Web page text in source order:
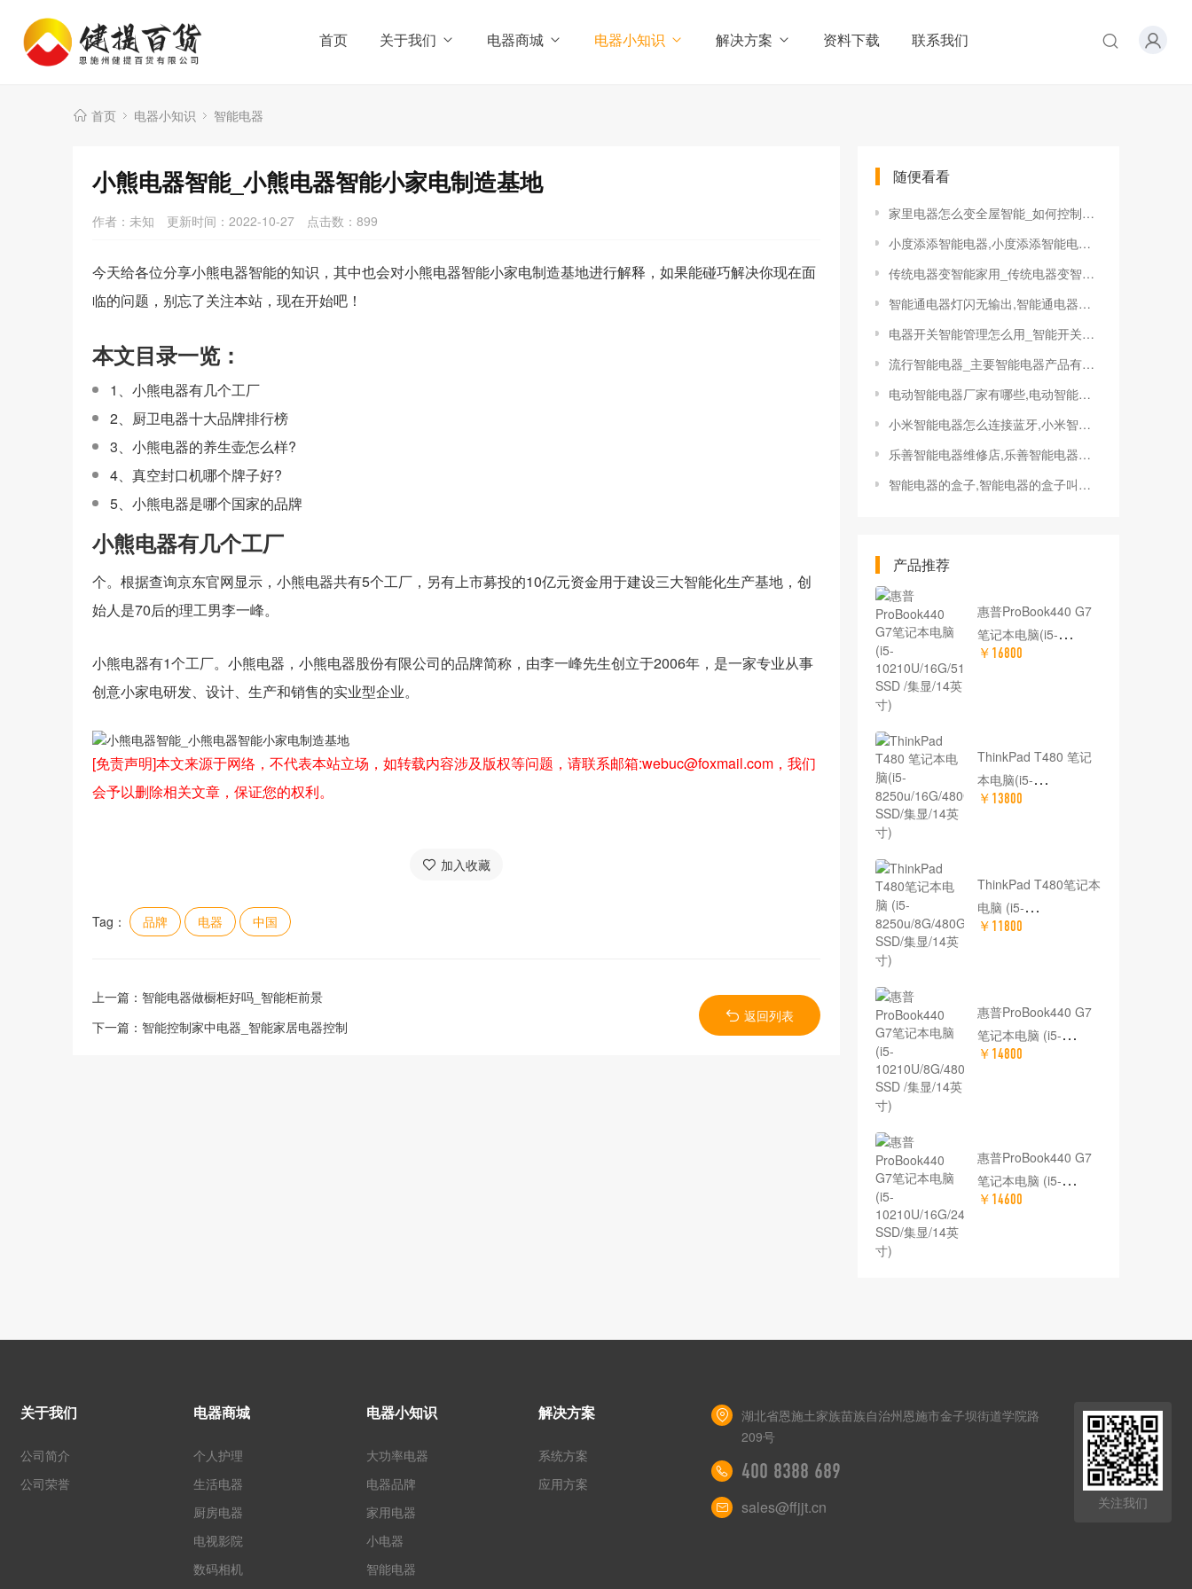
首页 关于我们 电器商城 电器小知识 解决方案 资料下载 联系我们
首页 电器小知识 智能电器
小熊电器智能_小熊电器智能小家电制造基地
作者：未知 更新时间：2022-10-27 点击数： 899
今天给各位分享小熊电器智能的知识，其中也会对小熊电器智能小家电制造基地进行解释，如果能碰巧解决你现在面
临的问题，别忘了关注本站，现在开始吧！
本文目录一览：
1、小熊电器有几个工厂
2、厨卫电器十大品牌排行榜
3、小熊电器的养生壶怎么样?
4、真空封口机哪个牌子好?
5、小熊电器是哪个国家的品牌
小熊电器有几个工厂
个。根据查询京东官网显示，小熊电器共有5个工厂，另有上市募投的10亿元资金用于建设三大智能化生产基地，创
始人是70后的理工男李一峰。
小熊电器有1个工厂。小熊电器，小熊电器股份有限公司的品牌简称，由李一峰先生创立于2006年，是一家专业从事
创意小家电研发、设计、生产和销售的实业型企业。
[免责声明]本文来源于网络，不代表本站立场，如转载内容涉及版权等问题，请联系邮箱:webuc@foxmail.com，我们
会予以删除相关文章，保证您的权利。
加入收藏
Tag： 品牌 电器 中国
上一篇： 智能电器做橱柜好吗_智能柜前景
下一篇： 智能控制家中电器_智能家居电器控制
返回列表
随便看看
家里电器怎么变全屋智能_如何控制全屋的智能电器
小度添添智能电器,小度添添智能电器怎么样
传统电器变智能家用_传统电器变智能家用电器原理
智能通电器灯闪无输出,智能通电器灯闪无输出怎么办
电器开关智能管理怎么用_智能开关如何控制传统家电
流行智能电器_主要智能电器产品有哪些?
电动智能电器厂家有哪些,电动智能电器厂家有哪些品牌
小米智能电器怎么连接蓝牙,小米智能电器怎么连接蓝牙耳机
乐善智能电器维修店,乐善智能电器维修店地址
智能电器的盒子,智能电器的盒子叫什么
产品推荐
惠普ProBook440 G7
笔记本电脑(i5-
10210U/16G/512G
￥16800
ThinkPad T480 笔记
本电脑(i5-
8250u/16G/480G
￥13800
ThinkPad T480笔记本
电脑 (i5-
8250u/8G/480G SSD/
￥11800
惠普ProBook440 G7
笔记本电脑 (i5-
10210U/8G/480G
￥14800
惠普ProBook440 G7
笔记本电脑 (i5-
10210U/16G/240G
￥14600
关于我们
公司简介
公司荣誉
电器商城
个人护理
生活电器
厨房电器
电视影院
数码相机
电器小知识
大功率电器
电器品牌
家用电器
小电器
智能电器
解决方案
系统方案
应用方案
湖北省恩施土家族苗族自治州恩施市金子坝街道学院路
209号
400 8388 689
sales@ffjjt.cn 关注我们